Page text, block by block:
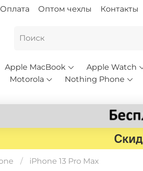
Оплата Оптом чехлы Контакты
Apple MacBook Apple Watch
Motorola Nothing Phone
iPhone 13 Pro Max